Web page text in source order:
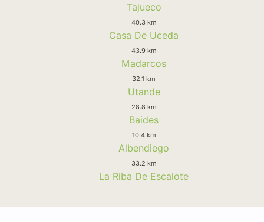
Tajueco
40.3 km
Casa De Uceda
43.9 km
Madarcos
32.1 km
Utande
28.8 km
Baides
10.4 km
Albendiego
33.2 km
La Riba De Escalote